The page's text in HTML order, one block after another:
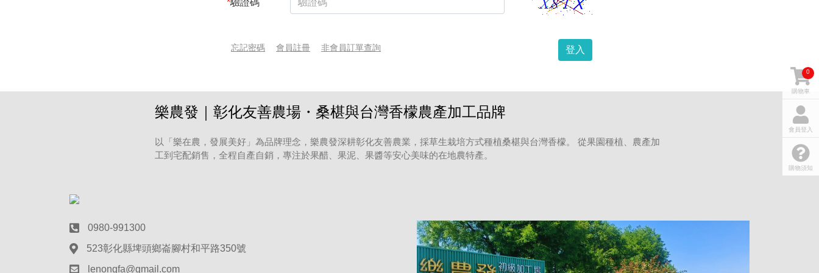
*驗證碼
忘記密碼 會員註冊 非會員訂單查詢 登入
購物車
0
會員登入
購物須知
樂農發｜彰化友善農場・桑椹與台灣香檬農產加工品牌
以「樂在農，發展美好」為品牌理念，樂農發深耕彰化友善農業，採草生栽培方式種植桑椹與台灣香檬。 從果園種植、農產加
工到宅配銷售，全程自產自銷，專注於果醋、果泥、果醬等安心美味的在地農特產。
0980-991300
523彰化縣埤頭鄉崙腳村和平路350號
lenongfa@gmail.com